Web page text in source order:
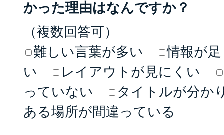
かった理由はなんですか？
（複数回答可）
難しい言葉が多い
情報が
い
レイアウトが見にくい
っていない
タイトルが分か
ある場所が間違っている